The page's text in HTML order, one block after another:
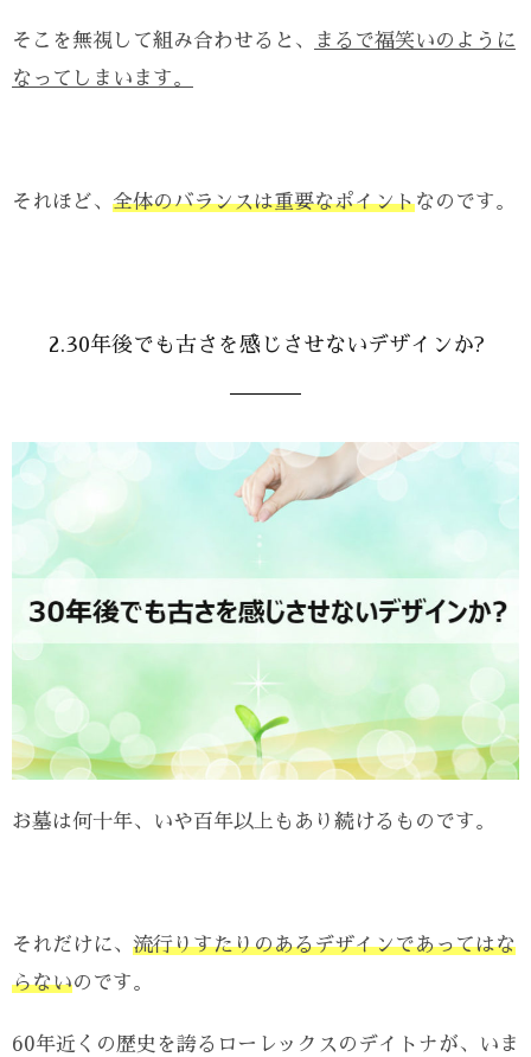
そこを無視して組み合わせると、
まるで福笑いのように
なってしまいます。
それほど、 全体のバランスは重要なポイントなのです。
2.30年後でも古さを感じさせないデザインか?
お墓は何十年、いや百年以上もあり続けるものです。
それだけに、 流行りすたりのあるデザインであってはな
らないのです。
60年近くの歴史を誇るローレックスのデイトナが、いま